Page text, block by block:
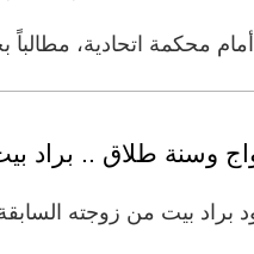
محكمة اتحادية، مطالباً
بيت من زوجته السابقة